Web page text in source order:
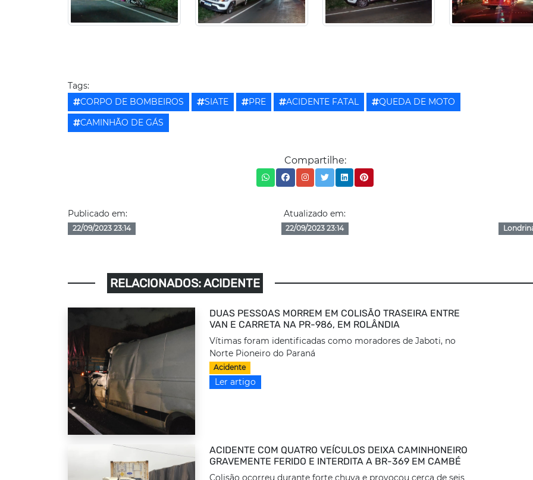
Tags:
CORPO DE BOMBEIROS
SIATE PRE ACIDENTE FATAL
QUEDA DE MOTO
CAMINHÃO DE GÁS
Compartilhe:
Publicado em:
22/09/2023 23:14
Atualizado em:
22/09/2023 23:14
RELACIONADOS: ACIDENTE
DUAS PESSOAS MORREM EM COLISÃO TRASEIRA ENTRE
VAN E CARRETA NA PR-986, EM ROLÂNDIA
Vítimas foram identificadas como moradores de Jaboti, no
Norte Pioneiro do Paraná
Acidente
Ler artigo
ACIDENTE COM QUATRO VEÍCULOS DEIXA CAMINHONEIRO
GRAVEMENTE FERIDO E INTERDITA A BR-369 EM CAMBÉ
Colisão ocorreu durante forte chuva e provocou cerca de seis